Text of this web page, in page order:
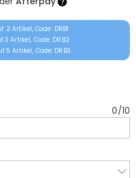
2 Artikel, Code: DRB1
3 Artikel, Code: DRB2
5 Artikel, Code: DRB3
0/10